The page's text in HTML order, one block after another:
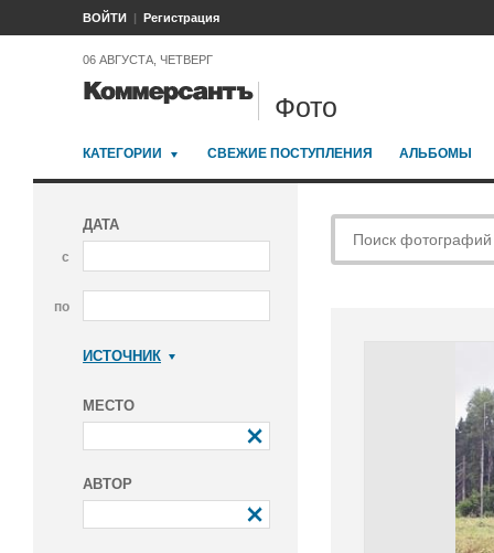
ВОЙТИ Регистрация
06 АВГУСТА, ЧЕТВЕРГ
Фото
КАТЕГОРИИ СВЕЖИЕ ПОСТУПЛЕНИЯ АЛЬБОМЫ
ДАТА
с
по
ИСТОЧНИК
МЕСТО
АВТОР